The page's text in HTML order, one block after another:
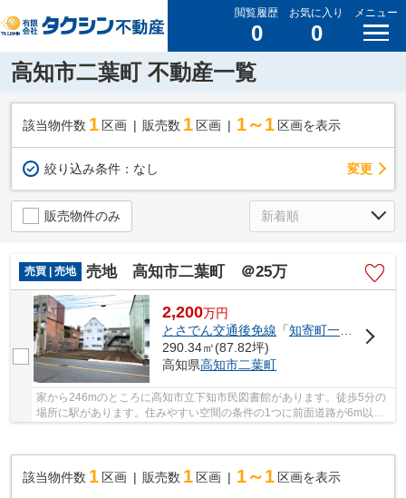
閲覧履歴
0
お気に入り
0
メニュー
高知市二葉町 不動産一覧
該当物件数 1 区画 販売数 1 区画 1～1 区画を表示
絞り込み条件： なし 変更
販売物件のみ
売買 | 売地 売地 高知市二葉町 ＠25万
2,200万円
とさでん交通後免線 「知寄町一丁目
」駅
290.34㎡(87.82坪)
高知県高知市二葉町
家から246mのところに高知市立下知市民図書館があります。徒歩5分の
場所に駅があります。住みやすい空間の条件の1つに前面道路が6m以上
該当物件数 1 区画 販売数 1 区画 1～1 区画を表示